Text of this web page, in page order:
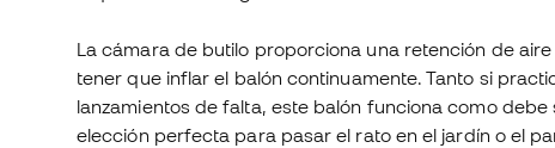
La cámara de butilo proporciona una retención de
tener que inflar el balón continuamente. Tanto si
lanzamientos de falta, este balón funciona como
elección perfecta para pasar el rato en el jardín o el